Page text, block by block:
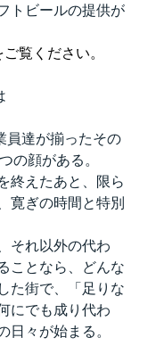
トビールの提供が
覧ください。
員達が揃ったその
の顔がある。
終えたあと、限ら
寛ぎの時間と特別
それ以外の代わ
ことなら、どんな
た街で、「足りな
にでも成り代わ
々が始まる。